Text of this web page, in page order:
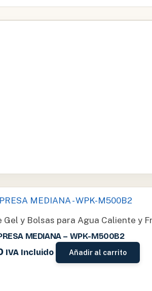
Gel y Bolsas para Agua Caliente y
MEDIANA – WPK-M500B2
IVA Incluido Añadir al carrito